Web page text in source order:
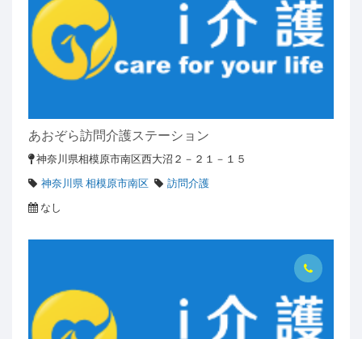
あおぞら訪問介護ステーション
神奈川県相模原市南区西大沼２－２１－１５
神奈川県 相模原市南区
訪問介護
なし